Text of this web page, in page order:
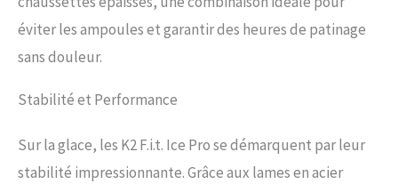
éviter les ampoules et garantir des heures de patinage
sans douleur.
Stabilité et Performance
Sur la glace, les K2 F.i.t. Ice Pro se démarquent par leur
stabilité impressionnante. Grâce aux lames en acier